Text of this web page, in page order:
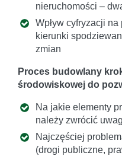
nieruchomości –
Wpływ cyfryzacji
kierunki
zmian
Proces budowlany
środowiskowej do
Na jakie elementy
należy zwrócić
Najczęściej
(drogi publiczne,